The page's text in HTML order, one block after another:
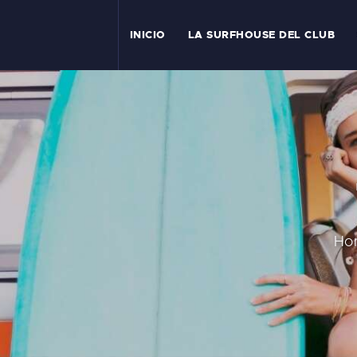
INICIO LA SURFHOUSE DEL CLUB